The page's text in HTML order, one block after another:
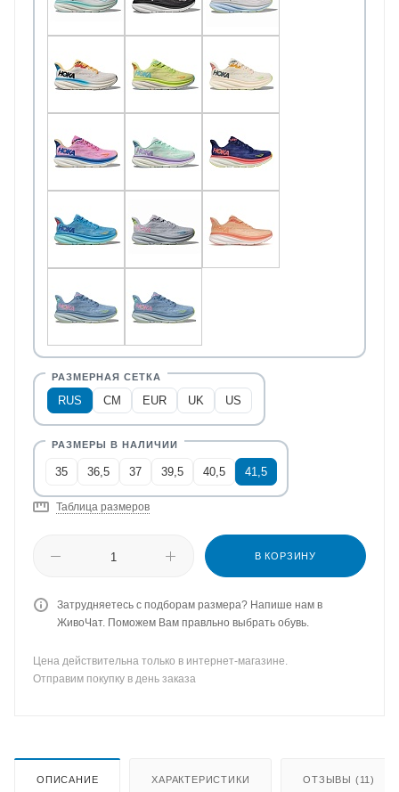
RUS CM EUR UK US
35 36,5 37 39,5 40,5 41,5
Таблица размеров
В КОРЗИНУ
Затрудняетесь с подборам размера? Напише нам в
ЖивоЧат. Поможем Вам правльно выбрать обувь.
Цена действительна только в интернет-магазине.
Отправим покупку в день заказа
ОПИСАНИЕ ХАРАКТЕРИСТИКИ ОТЗЫВЫ (11)